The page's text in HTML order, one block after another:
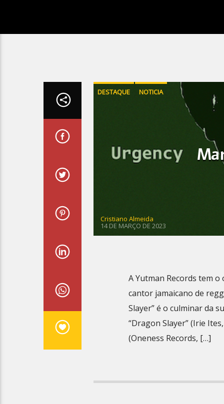
DESTAQUE NOTICIA
Cristiano Almeida
14 DE MARÇO DE 2023
A Yutman Records tem
cantor jamaicano de
Slayer” é o culminar da
“Dragon Slayer” (Irie
(Oneness Records, […]